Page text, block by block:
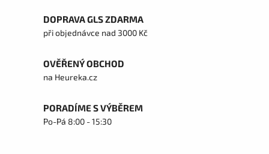
DOPRAVA GLS ZDARMA
při objednávce nad 3000 Kč
OVĚŘENÝ OBCHOD
na Heureka.cz
PORADÍME S VÝBĚREM
Po-Pá 8:00 - 15:30